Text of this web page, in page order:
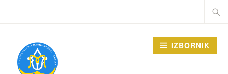
Traži:
IZBORNIK